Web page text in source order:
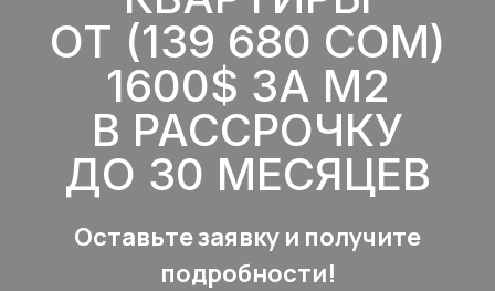
ОТ (139 680 СОМ)
1600$ ЗА М2
В РАССРОЧКУ
ДО 30 МЕСЯЦЕВ
Оставьте заявку и получите
подробности!